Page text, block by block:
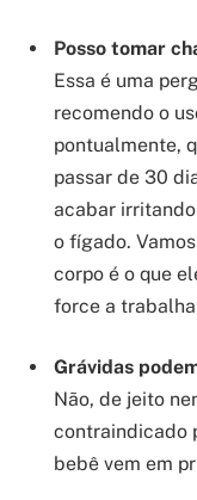
Posso tomar
Essa é uma
recomendo o
pontualmente,
passar de 30
acabar
o fígado.
corpo é o que
force a
Grávidas
Não, de jeito
contraindicado
bebê vem em